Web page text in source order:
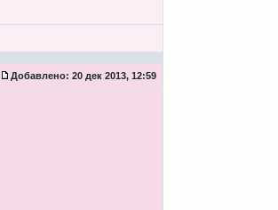
Добавлено: 20 дек 2013, 12:59